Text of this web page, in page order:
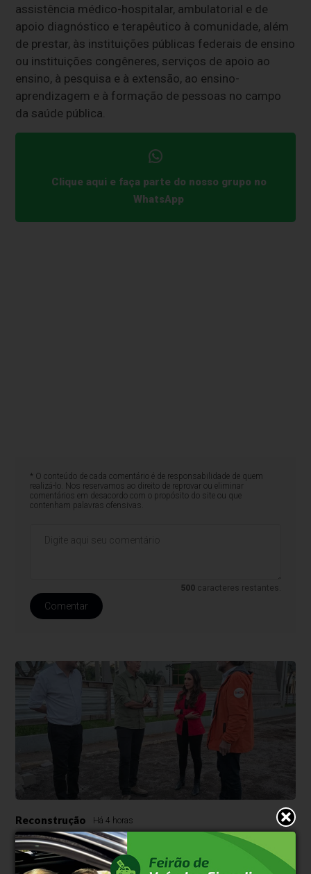
assistência médico-hospitalar, ambulatorial e de
apoio diagnóstico e terapêutico à comunidade, além
de prestar, às instituições públicas federais de ensino
ou instituições congêneres, serviços de apoio ao
ensino, à pesquisa e à extensão, ao ensino-
aprendizagem e à formação de pessoas no campo
da saúde pública.
Clique aqui e faça parte do nosso grupo no
WhatsApp
* O conteúdo de cada comentário é de responsabilidade de quem
realizá-lo. Nos reservamos ao direito de reprovar ou eliminar
comentários em desacordo com o propósito do site ou que
contenham palavras ofensivas.
500 caracteres restantes.
Comentar
Reconstrução Há 4 horas
Ministro da Integração e do
Desenvolvimento Regional visita Santa